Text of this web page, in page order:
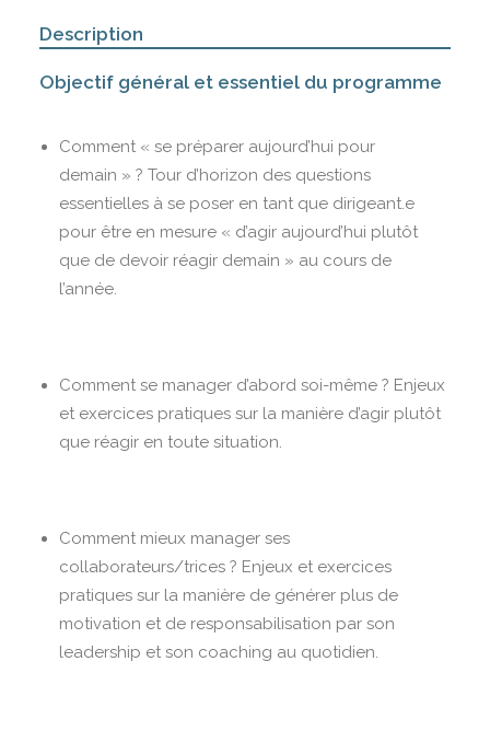
Description
Objectif général et essentiel du programme
Comment « se préparer aujourd’hui pour
demain » ? Tour d’horizon des questions
essentielles à se poser en tant que dirigeant.e
pour être en mesure « d’agir aujourd’hui plutôt
que de devoir réagir demain » au cours de
l’année.
Comment se manager d’abord soi-même ? Enjeux
et exercices pratiques sur la manière d’agir plutôt
que réagir en toute situation.
Comment mieux manager ses
collaborateurs/trices ? Enjeux et exercices
pratiques sur la manière de générer plus de
motivation et de responsabilisation par son
leadership et son coaching au quotidien.